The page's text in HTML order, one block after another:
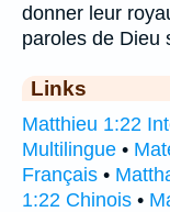
donner leur
paroles de Dieu
Links
Matthieu 1:22
Multilingue •
Français •
1:22 Chinois •